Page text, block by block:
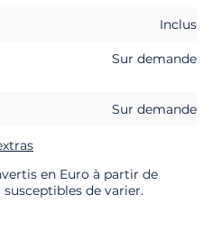
Inclus
Sur demande
Sur demande
en Euro à partir de
de varier.